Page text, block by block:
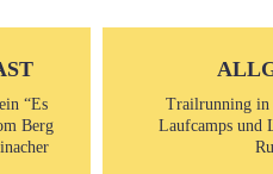
“Es
Berg
Trailrunning in
Laufcamps und